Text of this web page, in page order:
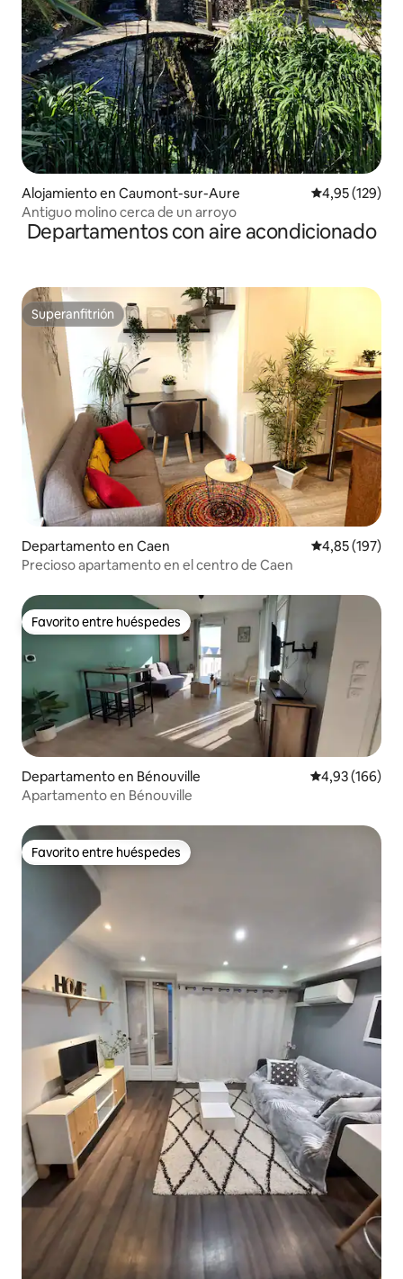
Alojamiento en Caumont-sur-Aure Calificación
4,95 (129)
Antiguo molino cerca de un arroyo
Departamentos con aire acondicionado
Superanfitrión
Superanfitrión
Departamento en Caen Calificación
4,85 (197)
Precioso apartamento en el centro de Caen
Favorito entre huéspedes
Favorito entre huéspedes
Departamento en Bénouville Calificación
4,93 (166)
Apartamento en Bénouville
Favorito entre huéspedes
Favorito entre huéspedes